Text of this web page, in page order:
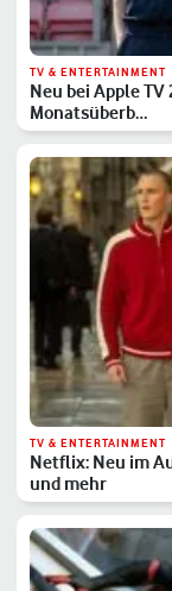
TV & ENTERTAINMENT
Neu bei Apple
Monatsüberb…
TV & ENTERTAINMENT
Netflix: Neu im
und mehr